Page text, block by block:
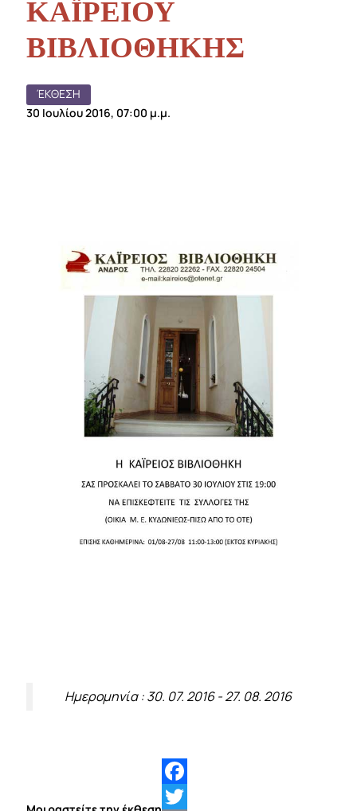
ΚΑΪΡΕΙΟΥ
ΒΙΒΛΙΟΘΗΚΗΣ
ΈΚΘΕΣΗ
30 Ιουλίου 2016, 07:00 μ.μ.
Ημερομηνία : 30. 07. 2016 - 27. 08. 2016
Facebook